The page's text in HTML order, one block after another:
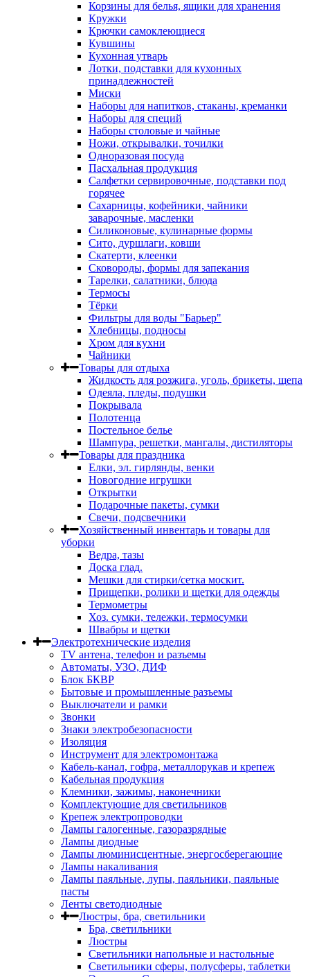
Корзины для белья, ящики для хранения
Кружки
Крючки самоклеющиеся
Кувшины
Кухонная утварь
Лотки, подставки для кухонных
принадлежностей
Миски
Наборы для напитков, стаканы, креманки
Наборы для специй
Наборы столовые и чайные
Ножи, открывалки, точилки
Одноразовая посуда
Пасхальная продукция
Салфетки сервировочные, подставки под
горячее
Сахарницы, кофейники, чайники
заварочные, масленки
Силиконовые, кулинарные формы
Сито, дуршлаги, ковши
Скатерти, клеенки
Сковороды, формы для запекания
Тарелки, салатники, блюда
Термосы
Тёрки
Фильтры для воды "Барьер"
Хлебницы, подносы
Хром для кухни
Чайники
Товары для отдыха
Жидкость для розжига, уголь, брикеты, щепа
Одеяла, пледы, подушки
Покрывала
Полотенца
Постельное белье
Шампура, решетки, мангалы, дистиляторы
Товары для праздника
Елки, эл. гирлянды, венки
Новогодние игрушки
Открытки
Подарочные пакеты, сумки
Свечи, подсвечники
Хозяйственный инвентарь и товары для
уборки
Ведра, тазы
Доска глад.
Мешки для стирки/сетка москит.
Прищепки, ролики и щетки для одежды
Термометры
Хоз. сумки, тележки, термосумки
Швабры и щетки
Электротехнические изделия
TV aнтена, телефон и разъемы
Автоматы, УЗО, ДИФ
Блок БКВР
Бытовые и промышленные разъемы
Выключатели и рамки
Звонки
Знаки электробезопасности
Изоляция
Инструмент для электромонтажа
Кабель-канал, гофра, металлорукав и крепеж
Кабельная продукция
Клемники, зажимы, наконечники
Комплектующие для светильников
Крепеж электропроводки
Лампы галогенные, газоразрядные
Лампы диодные
Лампы люминисцентные, энергосберегающие
Лампы накаливания
Лампы паяльные, лупы, паяльники, паяльные
пасты
Ленты светодиодные
Люстры, бра, светильники
Бра, светильники
Люстры
Светильники напольные и настольные
Светильники сферы, полусферы, таблетки